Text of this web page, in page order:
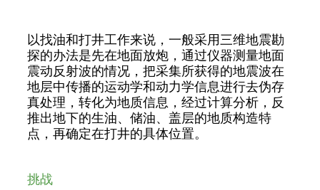
以找油和打井工作来说，一般采用三维地震勘
探的办法是先在地面放炮，通过仪器测量地面
震动反射波的情况，把采集所获得的地震波在
地层中传播的运动学和动力学信息进行去伪存
真处理，转化为地质信息，经过计算分析，反
推出地下的生油、储油、盖层的地质构造特
点，再确定在打井的具体位置。
挑战